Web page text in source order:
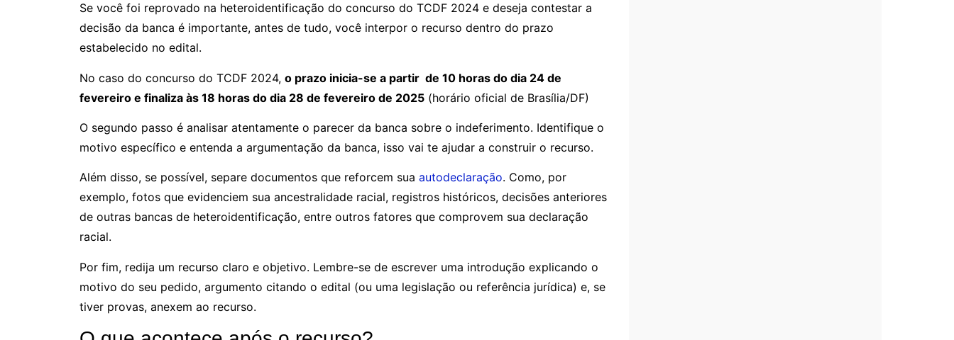
Se você foi reprovado na heteroidentificação do concurso do TCDF 2024 e deseja contestar a
decisão da banca é importante, antes de tudo, você interpor o recurso dentro do prazo
estabelecido no edital.
No caso do concurso do TCDF 2024, o prazo inicia-se a partir de 10 horas do dia 24 de
fevereiro e finaliza às 18 horas do dia 28 de fevereiro de 2025 (horário oficial de Brasília/DF)
O segundo passo é analisar atentamente o parecer da banca sobre o indeferimento. Identifique o
motivo específico e entenda a argumentação da banca, isso vai te ajudar a construir o recurso.
Além disso, se possível, separe documentos que reforcem sua autodeclaração. Como, por
exemplo, fotos que evidenciem sua ancestralidade racial, registros históricos, decisões anteriores
de outras bancas de heteroidentificação, entre outros fatores que comprovem sua declaração
racial.
Por fim, redija um recurso claro e objetivo. Lembre-se de escrever uma introdução explicando o
motivo do seu pedido, argumento citando o edital (ou uma legislação ou referência jurídica) e, se
tiver provas, anexem ao recurso.